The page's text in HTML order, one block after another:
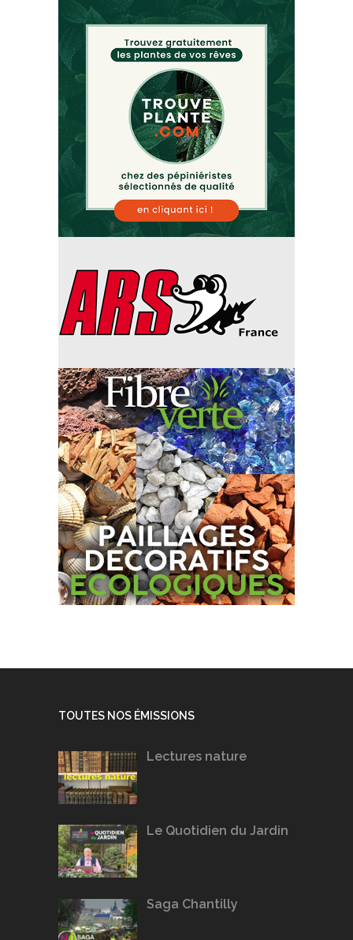
TOUTES NOS ÉMISSIONS
Lectures nature
Le Quotidien du Jardin
Saga Chantilly